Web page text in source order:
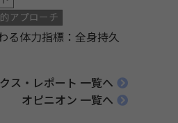
アプローチ
る体力指標：全身持久
ス・レポート 一覧へ
オピニオン 一覧へ